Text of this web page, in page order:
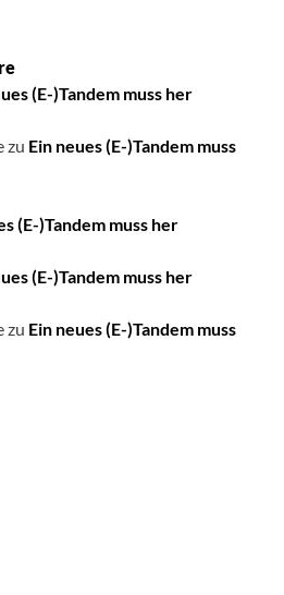
(E-)Tandem muss her
zu Ein neues (E-)Tandem muss
(E-)Tandem muss her
(E-)Tandem muss her
zu Ein neues (E-)Tandem muss